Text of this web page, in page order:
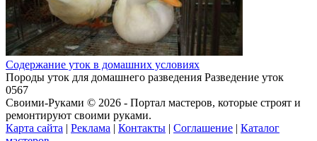
Содержание уток в домашних условиях
Породы уток для домашнего разведения Разведение уток
0567
Своими-Руками © 2026 - Портал мастеров, которые строят и
ремонтируют своими руками.
Карта сайта | Реклама | Контакты | Соглашение | Каталог